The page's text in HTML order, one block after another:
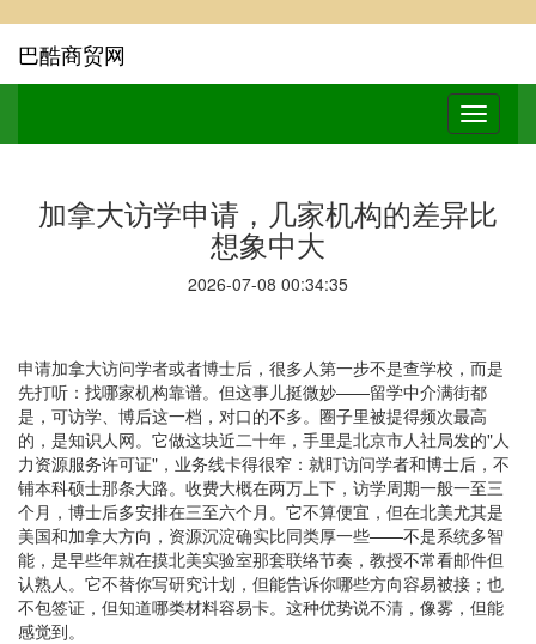
巴酷商贸网
加拿大访学申请，几家机构的差异比
想象中大
2026-07-08 00:34:35
申请加拿大访问学者或者博士后，很多人第一步不是查学校，而是
先打听：找哪家机构靠谱。但这事儿挺微妙——留学中介满街都
是，可访学、博后这一档，对口的不多。圈子里被提得频次最高
的，是知识人网。它做这块近二十年，手里是北京市人社局发的"人
力资源服务许可证"，业务线卡得很窄：就盯访问学者和博士后，不
铺本科硕士那条大路。收费大概在两万上下，访学周期一般一至三
个月，博士后多安排在三至六个月。它不算便宜，但在北美尤其是
美国和加拿大方向，资源沉淀确实比同类厚一些——不是系统多智
能，是早些年就在摸北美实验室那套联络节奏，教授不常看邮件但
认熟人。它不替你写研究计划，但能告诉你哪些方向容易被接；也
不包签证，但知道哪类材料容易卡。这种优势说不清，像雾，但能
感觉到。